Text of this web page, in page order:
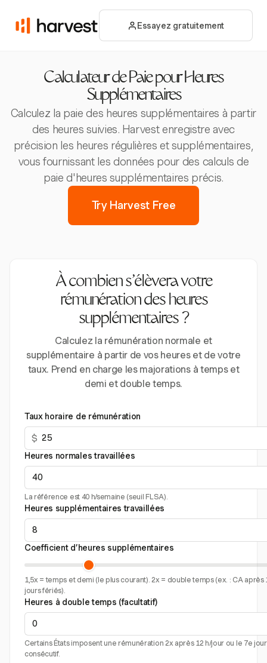
Essayez gratuitement
Calculateur de Paie pour Heures
Supplémentaires
Calculez la paie des heures supplémentaires à partir
des heures suivies. Harvest enregistre avec
précision les heures régulières et supplémentaires,
vous fournissant les données pour des calculs de
paie d'heures supplémentaires précis.
Try Harvest Free
À combien s’élèvera votre
rémunération des heures
supplémentaires ?
Calculez la rémunération normale et
supplémentaire à partir de vos heures et de votre
taux. Prend en charge les majorations à temps et
demi et double temps.
Taux horaire de rémunération
$
Heures normales travaillées
La référence est 40 h/semaine (seuil FLSA).
Heures supplémentaires travaillées
Coefficient d’heures supplémentaires
1,5x = temps et demi (le plus courant). 2x = double temps (ex. : CA après
jours fériés).
Heures à double temps (facultatif)
Certains États imposent une rémunération 2x après 12 h/jour ou le 7e jour
consécutif.